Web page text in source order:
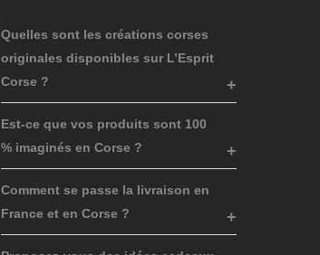
Quelles sont les créations corses
originales disponibles sur L’Esprit
Corse ?
Est-ce que vos produits sont 100
% imaginés en Corse ?
Comment se passe la livraison en
France et en Corse ?